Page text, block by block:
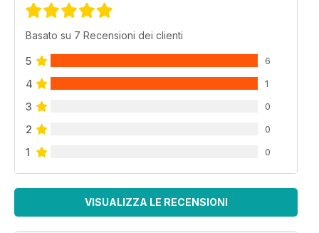
Basato su 7 Recensioni dei clienti
5 6
4 1
3 0
2 0
1 0
VISUALIZZA LE RECENSIONI